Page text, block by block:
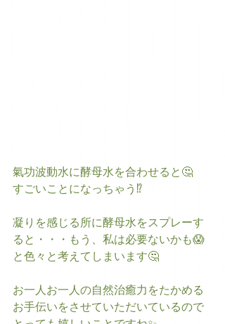
氣功波動水に酵母水を合わせると🤔
すごいことになっちゃう⁉️
凝りを感じる所に酵母水をスプレーす
ると・・・もう、私は必要ないかも😱
と色々と考えてしまいます🤔
お一人お一人の自然治癒力をたかめる
お手伝いをさせていただいているので